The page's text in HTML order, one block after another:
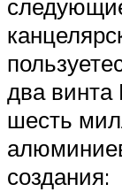
два
шесть
создания: